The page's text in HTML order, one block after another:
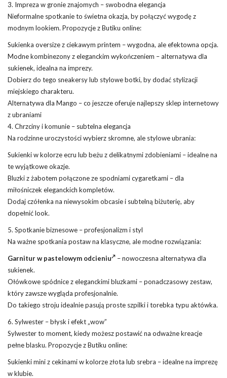
3. Impreza w gronie znajomych – swobodna elegancja
Nieformalne spotkanie to świetna okazja, by połączyć wygodę z
modnym lookiem. Propozycje z Butiku online:
Sukienka oversize z ciekawym printem – wygodna, ale efektowna opcja.
Modne kombinezony z eleganckim wykończeniem – alternatywa dla
sukienek, idealna na imprezy.
Dobierz do tego sneakersy lub stylowe botki, by dodać stylizacji
miejskiego charakteru.
Alternatywa dla Mango – co jeszcze oferuje najlepszy sklep internetowy
z ubraniami
4. Chrzciny i komunie – subtelna elegancja
Na rodzinne uroczystości wybierz skromne, ale stylowe ubrania:
Sukienki w kolorze ecru lub beżu z delikatnymi zdobieniami – idealne na
te wyjątkowe okazje.
Bluzki z żabotem połączone ze spodniami cygaretkami – dla
miłośniczek eleganckich kompletów.
Dodaj czółenka na niewysokim obcasie i subtelną biżuterię, aby
dopełnić look.
5. Spotkanie biznesowe – profesjonalizm i styl
Na ważne spotkania postaw na klasyczne, ale modne rozwiązania:
Garnitur w pastelowym odcieniu
– nowoczesna alternatywa dla
sukienek.
Ołówkowe spódnice z eleganckimi bluzkami – ponadczasowy zestaw,
który zawsze wygląda profesjonalnie.
Do takiego stroju idealnie pasują proste szpilki i torebka typu aktówka.
6. Sylwester – błysk i efekt „wow”
Sylwester to moment, kiedy możesz postawić na odważne kreacje
pełne blasku. Propozycje z Butiku online:
Sukienki mini z cekinami w kolorze złota lub srebra – idealne na imprezę
w klubie.